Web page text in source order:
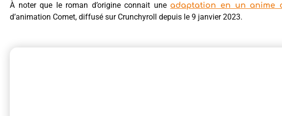
À noter que le roman d’origine connait une adaptation en un anime
d’animation Comet, diffusé sur Crunchyroll depuis le 9 janvier 2023.